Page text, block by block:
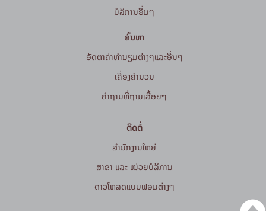
ບໍລິການອື່ນໆ
ຄົ້ນຫາ
ອັດຕາຄ່າທຳນຽມຕ່າງໆແລະອື່ນໆ
ເຄື່ອງຄຳນວນ
ຄໍາຖາມທີ່ຖາມເລື້ອຍໆ
ຕິດຕໍ່
ສໍານັກງານໃຫຍ່
ສາຂາ ແລະ ໜ່ວຍບໍລິການ
ດາວໂຫລດແບບຟອມຕ່າງໆ